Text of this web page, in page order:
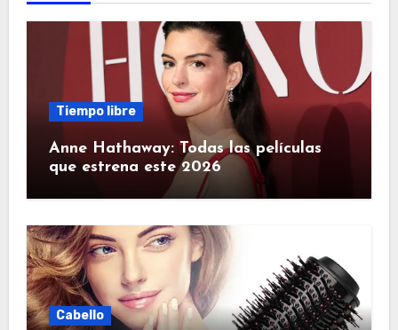
Tiempo libre
Anne Hathaway: Todas las películas
que estrena este 2026
Cabello